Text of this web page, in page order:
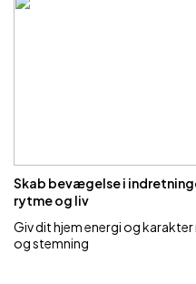
Skab bevægelse i
rytme og liv
Giv dit hjem energi og
og stemning